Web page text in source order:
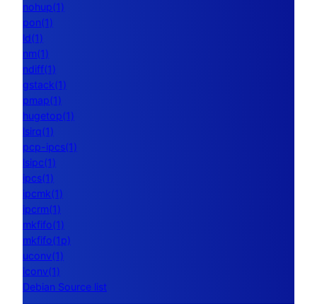
nohup(1)
pon(1)
ld(1)
nm(1)
ndiff(1)
gstack(1)
pmap(1)
hugetop(1)
lsirq(1)
pcp-ipcs(1)
lsipc(1)
ipcs(1)
ipcmk(1)
ipcrm(1)
mkfifo(1)
mkfifo(1p)
uconv(1)
iconv(1)
Debian Source list